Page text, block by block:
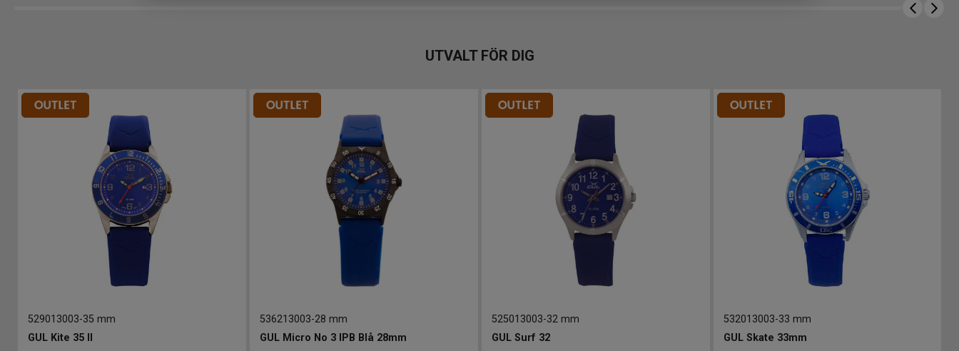
UTVALT FÖR DIG
529013003-35 mm
GUL Kite 35 II
536213003-28 mm
GUL Micro No 3 IPB Blå 28mm
525013003-32 mm
GUL Surf 32
532013003-33 mm
GUL Skate 33mm